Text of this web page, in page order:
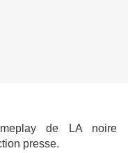
de LA noire
presse.